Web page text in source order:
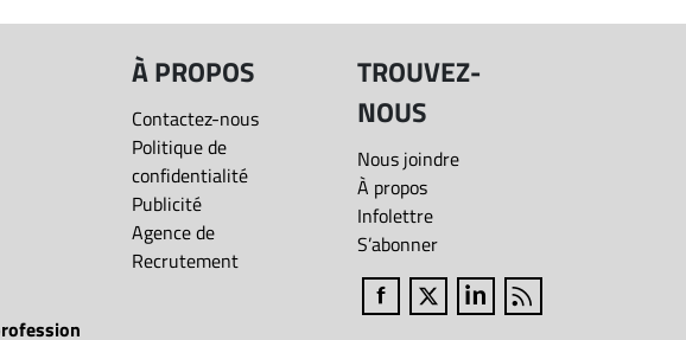
À PROPOS
Contactez-nous
Politique de
confidentialité
Publicité
Agence de
Recrutement
TROUVEZ-
NOUS
Nous joindre
À propos
Infolettre
S’abonner